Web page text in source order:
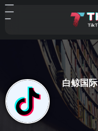
白鲸国际